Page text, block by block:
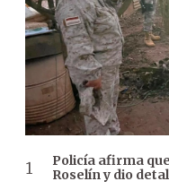
Policía afirma
Roselín y dio